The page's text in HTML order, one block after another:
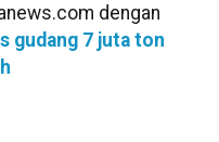
dengan
gudang 7 juta ton